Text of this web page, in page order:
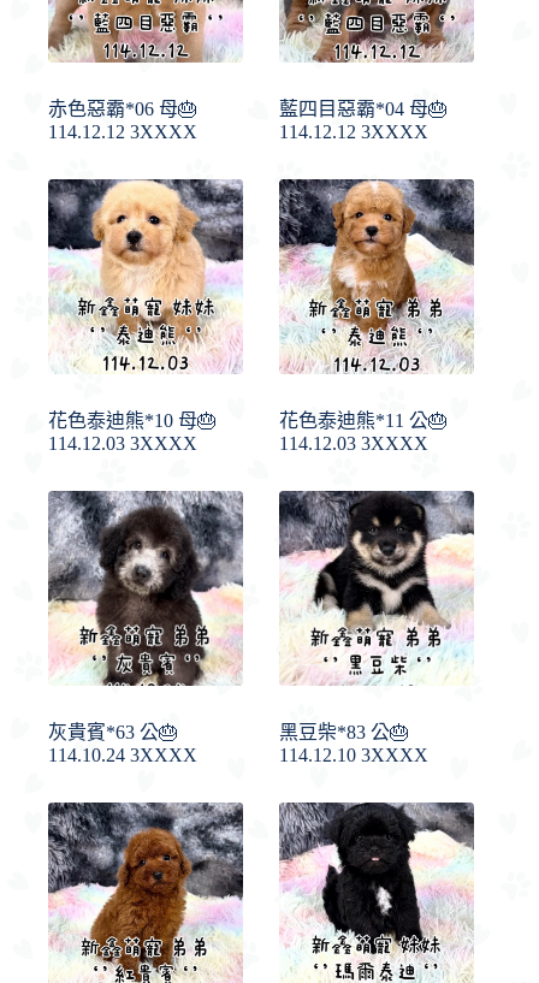
赤色惡霸*06 母🎂
114.12.12 3XXXX
藍四目惡霸*04 母🎂
114.12.12 3XXXX
花色泰迪熊*10 母🎂
114.12.03 3XXXX
花色泰迪熊*11 公🎂
114.12.03 3XXXX
灰貴賓*63 公🎂
114.10.24 3XXXX
黑豆柴*83 公🎂
114.12.10 3XXXX